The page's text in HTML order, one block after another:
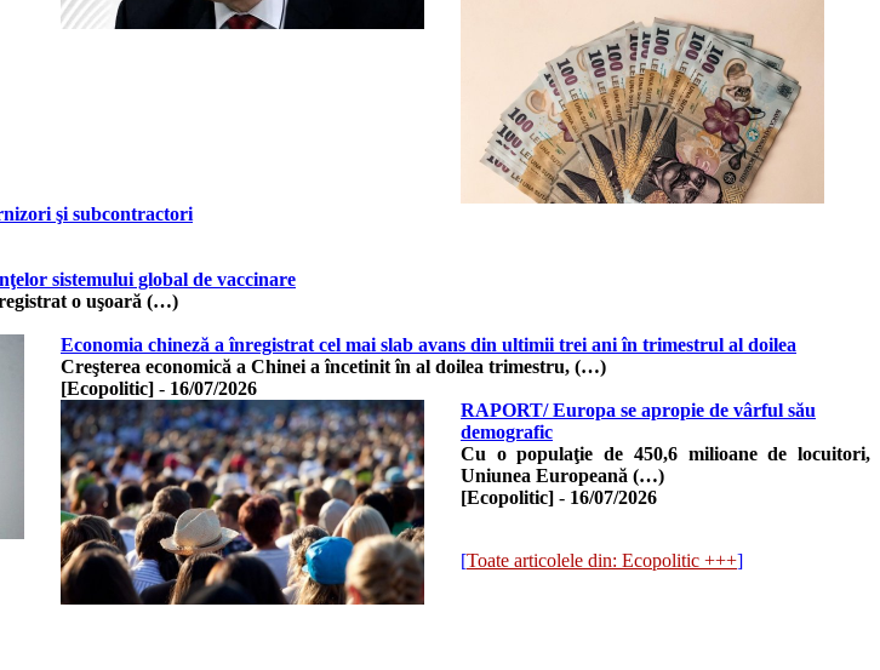
şi subcontractori
sistemului global de vaccinare
o uşoară (…)
Economia chineză a înregistrat cel mai slab avans din ultimii trei ani în trimestrul al doilea
Creşterea economică a Chinei a încetinit în al doilea trimestru, (…)
[Ecopolitic] - 16/07/2026
RAPORT/ Europa se apropie de vârful său
demografic
Cu o populaţie de 450,6 milioane de locuitori,
Uniunea Europeană (…)
[Ecopolitic] - 16/07/2026
[Toate articolele din: Ecopolitic +++]